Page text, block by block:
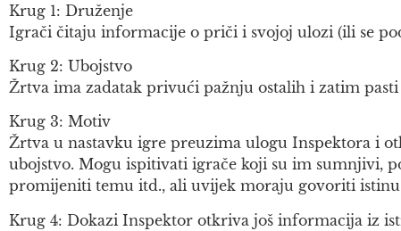
Krug 1: Druženje
Igrači čitaju informacije o priči i svojoj ulozi (ili se
Krug 2: Ubojstvo
Žrtva ima zadatak privući pažnju ostalih i zatim
Krug 3: Motiv
Žrtva u nastavku igre preuzima ulogu Inspektora i
ubojstvo. Mogu ispitivati igrače koji su im sumnjivi,
promijeniti temu itd., ali uvijek moraju govoriti
Krug 4: Dokazi Inspektor otkriva još informacija iz